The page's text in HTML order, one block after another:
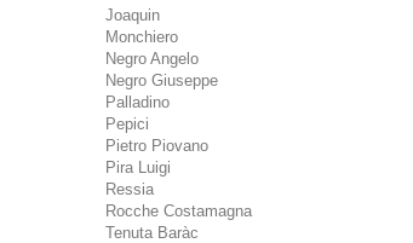
Joaquin
Monchiero
Negro Angelo
Negro Giuseppe
Palladino
Pepici
Pietro Piovano
Pira Luigi
Ressia
Rocche Costamagna
Tenuta Baràc